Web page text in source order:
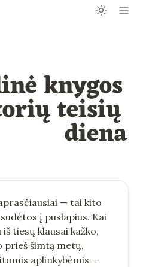
knygos
teisių
diena
— tai kito
į puslapius. Kai
tiesų klausai kažko,
prieš šimtą metų,
aplinkybėmis —